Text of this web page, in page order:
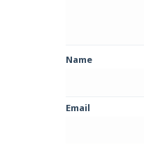
Name
Email